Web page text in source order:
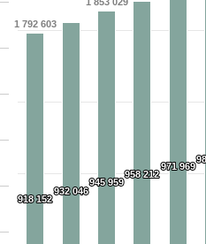
1 792 603
918 152
918 152
932 046
932 046
945 959
945 959
958 212
958 212
971 969
971 969